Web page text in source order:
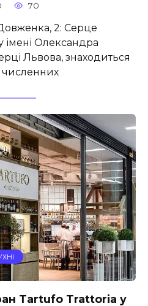
70
2: Серце
імені Олександра
Львова, знаходиться
численних
Tartufo Trattoria у